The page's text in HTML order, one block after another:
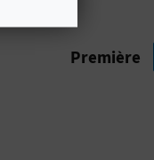
Première